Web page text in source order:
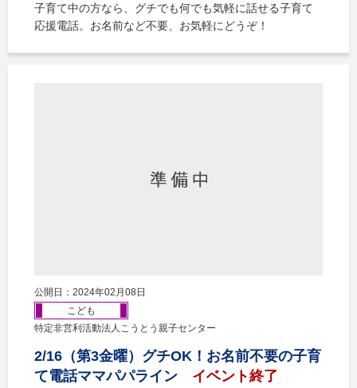
子育て中の方なら、グチでも何でも気軽に話せる子育て
応援電話。お名前など不要、お気軽にどうぞ！
公開日：2024年02月08日
こども
特定非営利活動法人こうとう親子センター
2/16（第3金曜）グチOK！お名前不要の子育
て電話ママパパライン
イベント終了